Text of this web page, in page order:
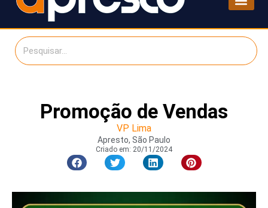
Promoção de Vendas
VP Lima
Apresto, São Paulo
Criado em: 20/11/2024